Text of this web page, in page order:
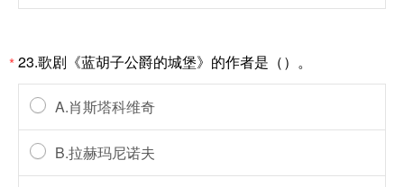
*23.歌剧《蓝胡子公爵的城堡》的作者是（）。
A.肖斯塔科维奇
B.拉赫玛尼诺夫